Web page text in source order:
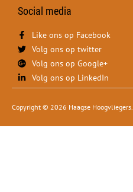
Social media
Like ons op Facebook
Volg ons op twitter
Volg ons op Google+
Volg ons op LinkedIn
Copyright © 2026 Haagse Hoogvliegers.